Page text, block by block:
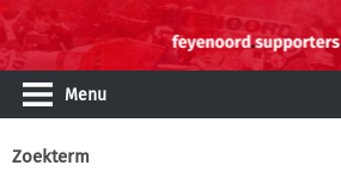
Menu
Zoekterm